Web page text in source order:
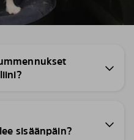
sisäänpäin?